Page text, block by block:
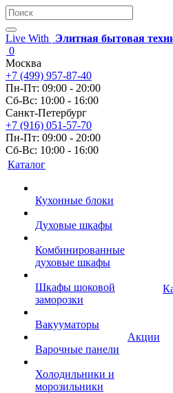
Live With
Элитная бытовая
0
Москва
+7 (499) 957-87-40
Пн-Пт: 09:00 - 20:00
Сб-Вс: 10:00 - 16:00
Санкт-Петербург
+7 (916) 051-57-70
Пн-Пт: 09:00 - 20:00
Сб-Вс: 10:00 - 16:00
Каталог
Кухонные блоки
Духовые шкафы
Комбинированные
духовые шкафы
Шкафы шоковой
заморозки
Вакууматоры
Варочные панели
Холодильники и
морозильники
Акции